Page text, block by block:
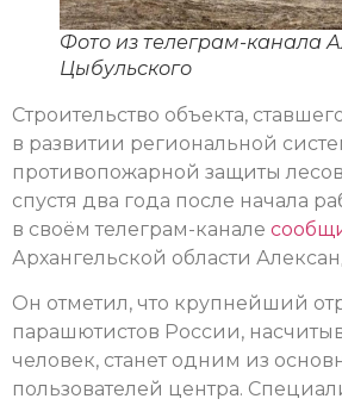
Фото из телеграм-канала
Цыбульского
Строительство объекта,
в развитии региональной
противопожарной защиты
спустя два года после начала
в своём телеграм-канале
Архангельской области
Он отметил, что крупнейший
парашютистов России,
человек, станет одним из
пользователей центра.